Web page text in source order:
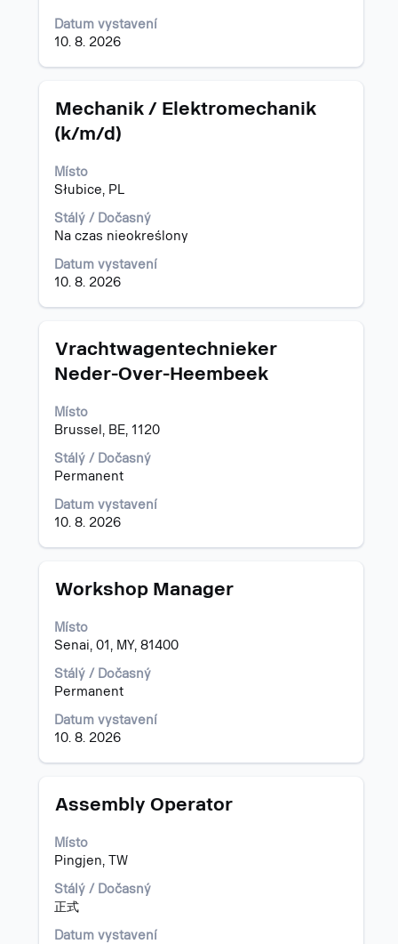
Datum vystavení
10. 8. 2026
Titul
Mechanik / Elektromechanik
(k/m/d)
Místo
Słubice, PL
Stálý / Dočasný
Na czas nieokreślony
Datum vystavení
10. 8. 2026
Vyberte
zobrazení
informací
o
profesi.
Titul
Vrachtwagentechnieker
Neder-Over-Heembeek
Místo
Brussel, BE, 1120
Stálý / Dočasný
Permanent
Datum vystavení
10. 8. 2026
Vyberte
zobrazení
informací
o
profesi.
Titul
Workshop Manager
Místo
Senai, 01, MY, 81400
Stálý / Dočasný
Permanent
Datum vystavení
10. 8. 2026
Vyberte
zobrazení
veškerých
informací
o
profesi.
Titul
Assembly Operator
Místo
Pingjen, TW
Stálý / Dočasný
正式
Datum vystavení
Vyberte
zobrazení
veškerých
informací
o
profesi.